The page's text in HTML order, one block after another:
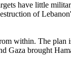
have little
of
within. The plan
Gaza brought